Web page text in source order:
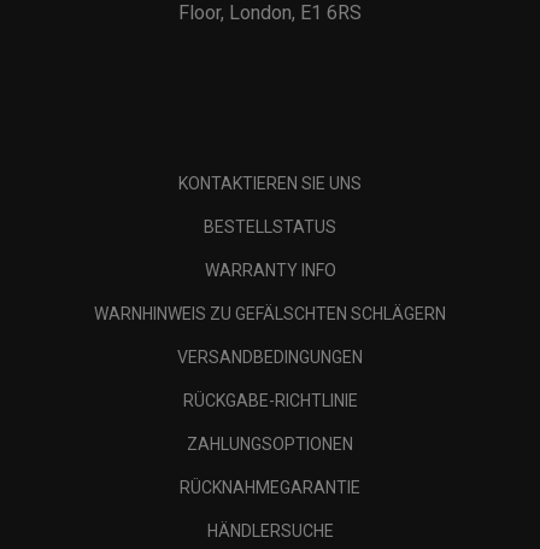
Floor, London, E1 6RS
KONTAKTIEREN SIE UNS
BESTELLSTATUS
WARRANTY INFO
WARNHINWEIS ZU GEFÄLSCHTEN SCHLÄGERN
VERSANDBEDINGUNGEN
RÜCKGABE-RICHTLINIE
ZAHLUNGSOPTIONEN
RÜCKNAHMEGARANTIE
HÄNDLERSUCHE